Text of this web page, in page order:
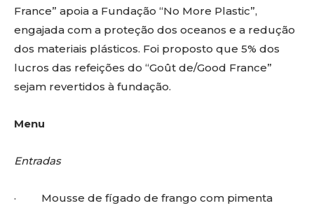
France” apoia a Fundação “No More Plastic”,
engajada com a proteção dos oceanos e a redução
dos materiais plásticos. Foi proposto que 5% dos
lucros das refeições do “Goût de/Good France”
sejam revertidos à fundação.
Menu
Entradas
· Mousse de fígado de frango com pimenta